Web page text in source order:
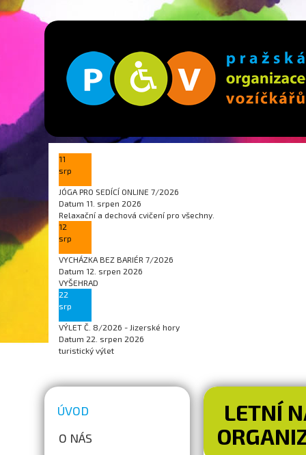
11
srp
JÓGA PRO SEDÍCÍ ONLINE 7/2026
Datum 11. srpen 2026
Relaxační a dechová cvičení pro všechny.
12
srp
VYCHÁZKA BEZ BARIÉR 7/2026
Datum 12. srpen 2026
VYŠEHRAD
22
srp
VÝLET Č. 8/2026 - Jizerské hory
Datum 22. srpen 2026
turistický výlet
ÚVOD
O NÁS
LETNÍ